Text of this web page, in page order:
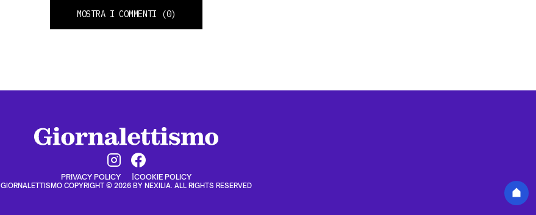
MOSTRA I COMMENTI (0)
PRIVACY POLICY COOKIE POLICY
GIORNALETTISMO COPYRIGHT © 2026 BY NEXILIA. ALL RIGHTS RESERVED